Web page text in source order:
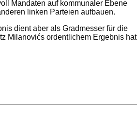
Mandaten auf kommunaler Ebene
linken Parteien aufbauen.
dient aber als Gradmesser für die
Milanovićs ordentlichem Ergebnis hat